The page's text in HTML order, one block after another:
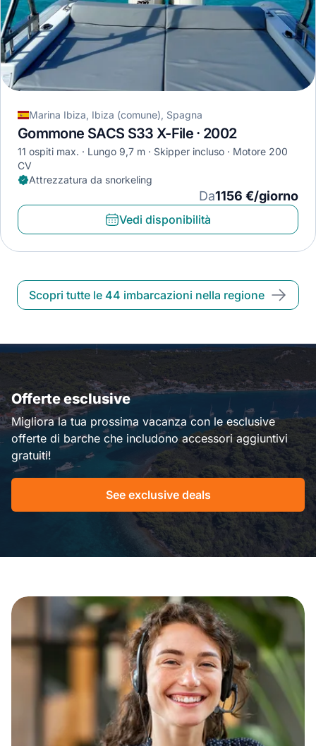
Marina Ibiza, Ibiza (comune), Spagna
Gommone SACS S33 X-File · 2002
11 ospiti max. Lungo 9,7 m Skipper incluso
Motore 200
CV
Attrezzatura da snorkeling
Da1156 €/giorno
Vedi disponibilità
Scopri tutte le 44 imbarcazioni nella regione
Offerte esclusive
Migliora la tua prossima vacanza con le esclusive
offerte di barche che includono accessori aggiuntivi
gratuiti!
See exclusive deals